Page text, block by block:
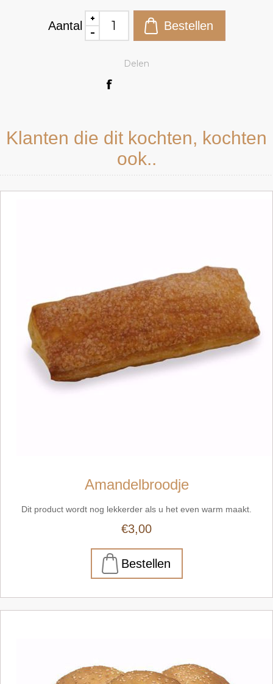
Aantal
Delen
Klanten die dit kochten, kochten
ook..
Amandelbroodje
Dit product wordt nog lekkerder als u het even warm maakt.
€3,00